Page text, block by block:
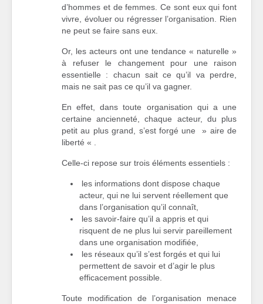
d’hommes et de femmes. Ce sont eux qui font
vivre, évoluer ou régresser l’organisation. Rien
ne peut se faire sans eux.
Or, les acteurs ont une tendance « naturelle »
à refuser le changement pour une raison
essentielle : chacun sait ce qu’il va perdre,
mais ne sait pas ce qu’il va gagner.
En effet, dans toute organisation qui a une
certaine ancienneté, chaque acteur, du plus
petit au plus grand, s’est forgé une » aire de
liberté « .
Celle-ci repose sur trois éléments essentiels :
les informations dont dispose chaque
acteur, qui ne lui servent réellement que
dans l’organisation qu’il connaît,
les savoir-faire qu’il a appris et qui
risquent de ne plus lui servir pareillement
dans une organisation modifiée,
les réseaux qu’il s’est forgés et qui lui
permettent de savoir et d’agir le plus
efficacement possible.
Toute modification de l’organisation menace